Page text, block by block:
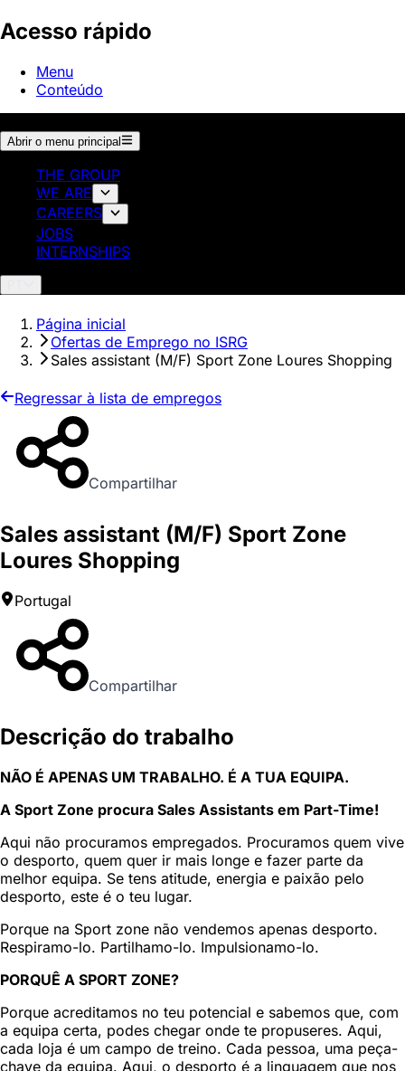
Acesso rápido
Menu
Conteúdo
Abrir o menu principal
THE GROUP
WE ARE
CAREERS
JOBS
INTERNSHIPS
Página inicial
Ofertas de Emprego no ISRG
Sales assistant (M/F) Sport Zone Loures Shopping
Regressar à lista de empregos
Compartilhar
Sales assistant (M/F) Sport Zone
Loures Shopping
Portugal
Compartilhar
Descrição do trabalho
NÃO É APENAS UM TRABALHO. É A TUA EQUIPA.
A Sport Zone procura Sales Assistants em Part-Time!
Aqui não procuramos empregados. Procuramos quem vive
o desporto, quem quer ir mais longe e fazer parte da
melhor equipa. Se tens atitude, energia e paixão pelo
desporto, este é o teu lugar.
Porque na Sport zone não vendemos apenas desporto.
Respiramo-lo. Partilhamo-lo. Impulsionamo-lo.
PORQUÊ A SPORT ZONE?
Porque acreditamos no teu potencial e sabemos que, com
a equipa certa, podes chegar onde te propuseres. Aqui,
cada loja é um campo de treino. Cada pessoa, uma peça-
chave da equipa. Aqui, o desporto é a linguagem que nos